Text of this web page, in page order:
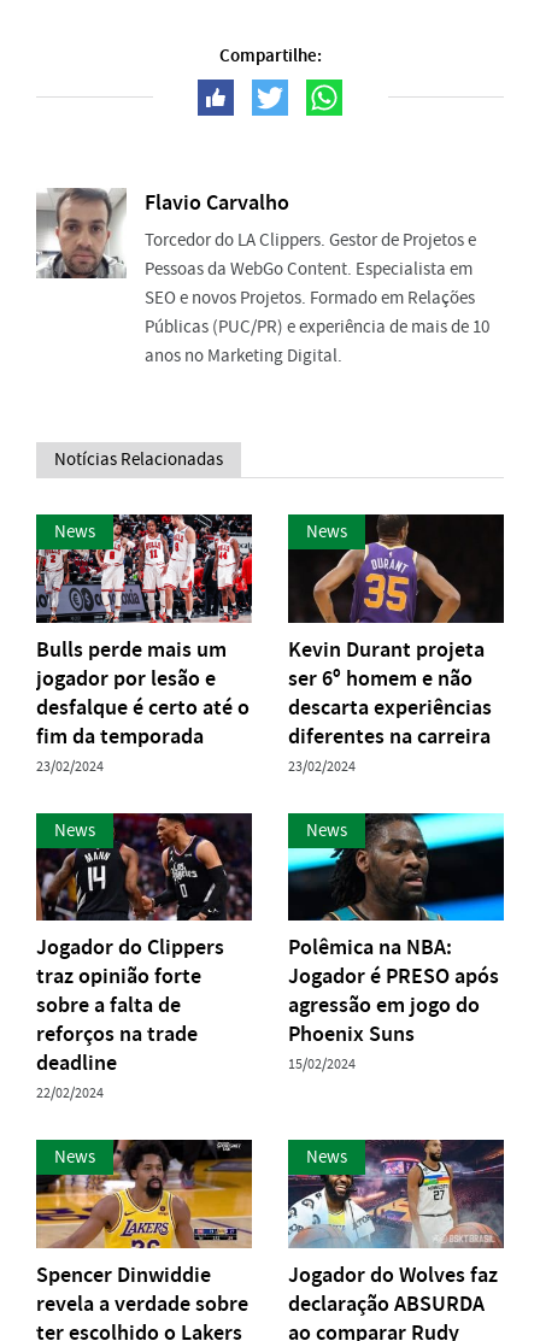
Compartilhe:
Flavio Carvalho
Torcedor do LA Clippers. Gestor de Projetos e
Pessoas da WebGo Content. Especialista em
SEO e novos Projetos. Formado em Relações
Públicas (PUC/PR) e experiência de mais de 10
anos no Marketing Digital.
Notícias Relacionadas
News
Bulls perde mais um
jogador por lesão e
desfalque é certo até o
fim da temporada
23/02/2024
News
Kevin Durant projeta
ser 6º homem e não
descarta experiências
diferentes na carreira
23/02/2024
News
Jogador do Clippers
traz opinião forte
sobre a falta de
reforços na trade
deadline
22/02/2024
News
Polêmica na NBA:
Jogador é PRESO após
agressão em jogo do
Phoenix Suns
15/02/2024
News
Spencer Dinwiddie
revela a verdade sobre
ter escolhido o Lakers
News
Jogador do Wolves faz
declaração ABSURDA
ao comparar Rudy